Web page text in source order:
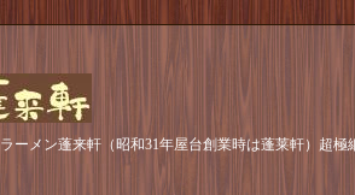
ーメン蓬来軒（昭和31年屋台創業時は蓬莱軒）超